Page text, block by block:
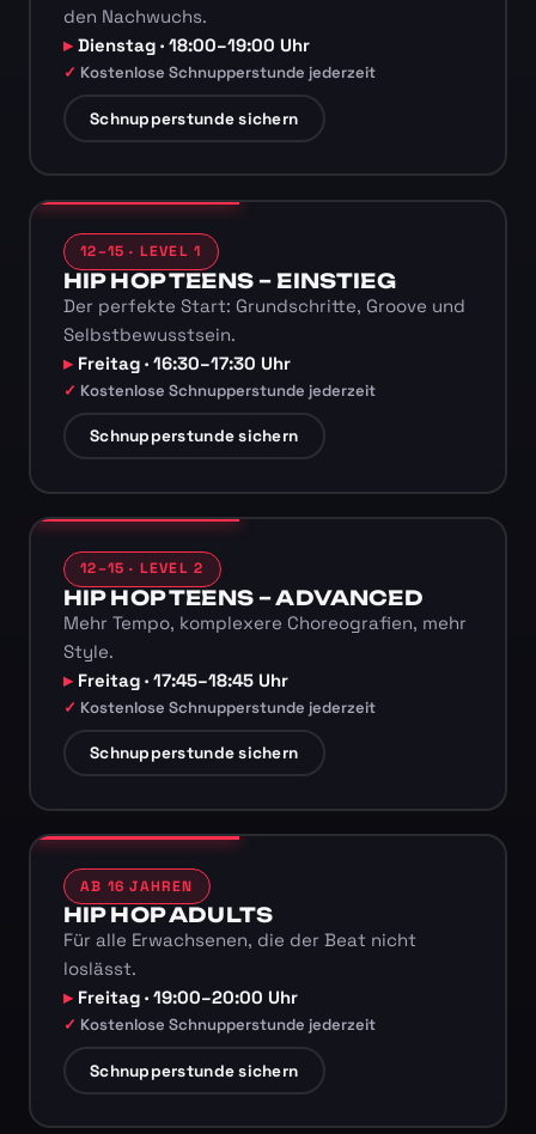
den Nachwuchs.
Dienstag · 18:00–19:00 Uhr
Kostenlose Schnupperstunde jederzeit
Schnupperstunde sichern
12–15 · LEVEL 1
HIP HOP TEENS – EINSTIEG
Der perfekte Start: Grundschritte, Groove und
Selbstbewusstsein.
Freitag · 16:30–17:30 Uhr
Kostenlose Schnupperstunde jederzeit
Schnupperstunde sichern
12–15 · LEVEL 2
HIP HOP TEENS – ADVANCED
Mehr Tempo, komplexere Choreografien, mehr
Style.
Freitag · 17:45–18:45 Uhr
Kostenlose Schnupperstunde jederzeit
Schnupperstunde sichern
AB 16 JAHREN
HIP HOP ADULTS
Für alle Erwachsenen, die der Beat nicht
loslässt.
Freitag · 19:00–20:00 Uhr
Kostenlose Schnupperstunde jederzeit
Schnupperstunde sichern